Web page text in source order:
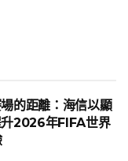
的距離：海信以顯
2026年FIFA世界